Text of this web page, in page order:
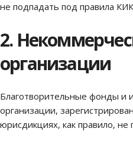
не подпадать под правила
2.
организации
Благотворительные фонды и
организации,
юрисдикциях, как правило, не